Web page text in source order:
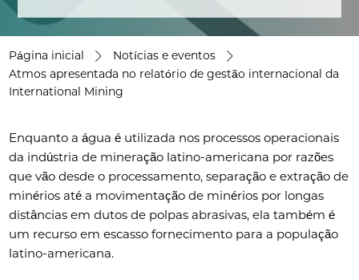
Página inicial
Notícias e eventos
Atmos apresentada no relatório de gestão internacional da
International Mining
Enquanto a água é utilizada nos processos operacionais
da indústria de mineração latino-americana por razões
que vão desde o processamento, separação e extração de
minérios até a movimentação de minérios por longas
distâncias em dutos de polpas abrasivas, ela também é
um recurso em escasso fornecimento para a população
latino-americana.